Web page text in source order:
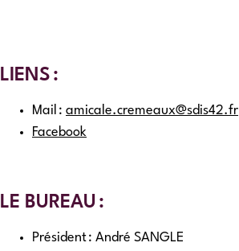
LIENS :
Mail : amicale.cremeaux@sdis42.fr
Facebook
LE BUREAU :
Président : André SANGLE